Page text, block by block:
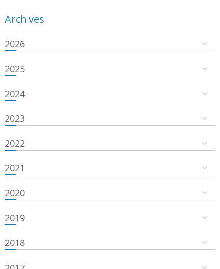
Archives
2026
2025
2024
2023
2022
2021
2020
2019
2018